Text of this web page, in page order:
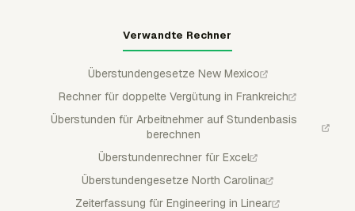
Verwandte Rechner
Überstundengesetze New Mexico
Rechner für doppelte Vergütung in Frankreich
Überstunden für Arbeitnehmer auf Stundenbasis
berechnen
Überstundenrechner für Excel
Überstundengesetze North Carolina
Zeiterfassung für Engineering in Linear